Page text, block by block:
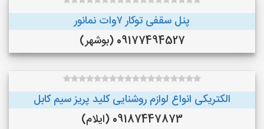
پنل سقفی توکار ۷وات نمانور
09177494527 (بوشهر)
الکتریکی انواع لوازم روشنایی کلید پریز سیم کابل
09187447873 (ایلام)